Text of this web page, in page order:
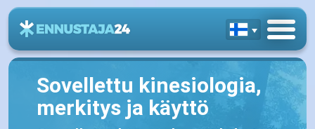
Sovellettu kinesiologia,
merkitys ja käyttö